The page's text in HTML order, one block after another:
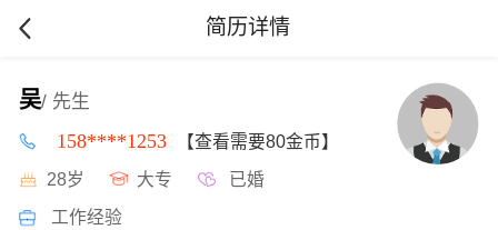
简历详情
吴/ 先生
158****1253 【查看需要80金币】
28岁 大专 已婚
工作经验